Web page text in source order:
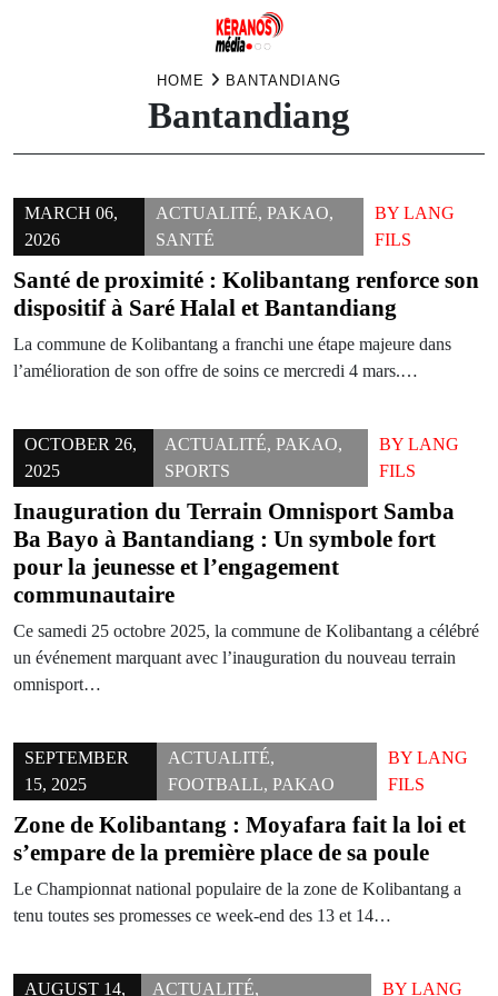
HOME BANTANDIANG
Bantandiang
MARCH 06,
2026
ACTUALITÉ, PAKAO,
SANTÉ
BYLANG
FILS
Santé de proximité : Kolibantang renforce son
dispositif à Saré Halal et Bantandiang
La commune de Kolibantang a franchi une étape majeure dans
l’amélioration de son offre de soins ce mercredi 4 mars.…
OCTOBER 26,
2025
ACTUALITÉ,PAKAO,
SPORTS
BYLANG
FILS
Inauguration du Terrain Omnisport Samba
Ba Bayo à Bantandiang : Un symbole fort
pour la jeunesse et l’engagement
communautaire
Ce samedi 25 octobre 2025, la commune de Kolibantang a célébré
un événement marquant avec l’inauguration du nouveau terrain
omnisport…
SEPTEMBER
15, 2025
ACTUALITÉ,
FOOTBALL,PAKAO
BY LANG
FILS
Zone de Kolibantang : Moyafara fait la loi et
s’empare de la première place de sa poule
Le Championnat national populaire de la zone de Kolibantang a
tenu toutes ses promesses ce week-end des 13 et 14…
AUGUST 14, ACTUALITÉ, BYLANG